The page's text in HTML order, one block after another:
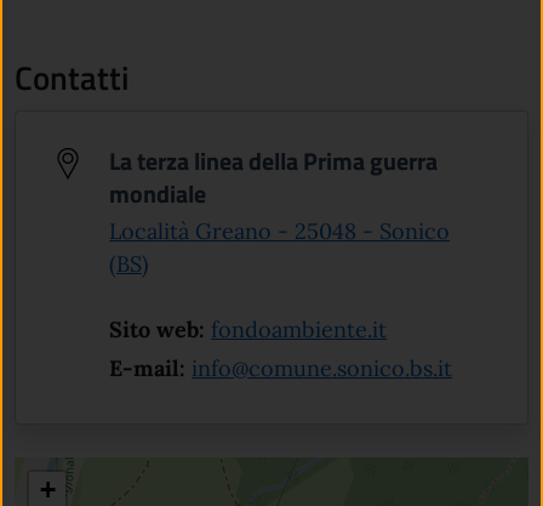
Contatti
La terza linea della Prima guerra
mondiale
Località Greano - 25048 - Sonico
(BS)
Sito web: fondoambiente.it(apre in
E-mail: info@comune.sonico.bs.it
+